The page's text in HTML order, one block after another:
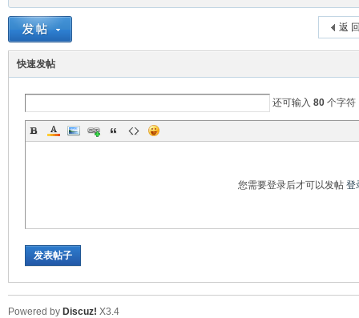
返
快速发帖
还可输入 80个字符
您需要登录后才可以发帖 登
发表帖子
Powered by Discuz! X3.4